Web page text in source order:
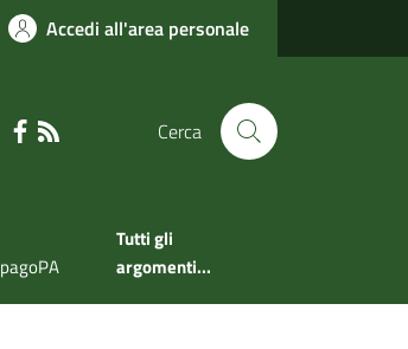
Accedi all'area personale
Cerca
pagoPA
Tutti gli
argomenti...